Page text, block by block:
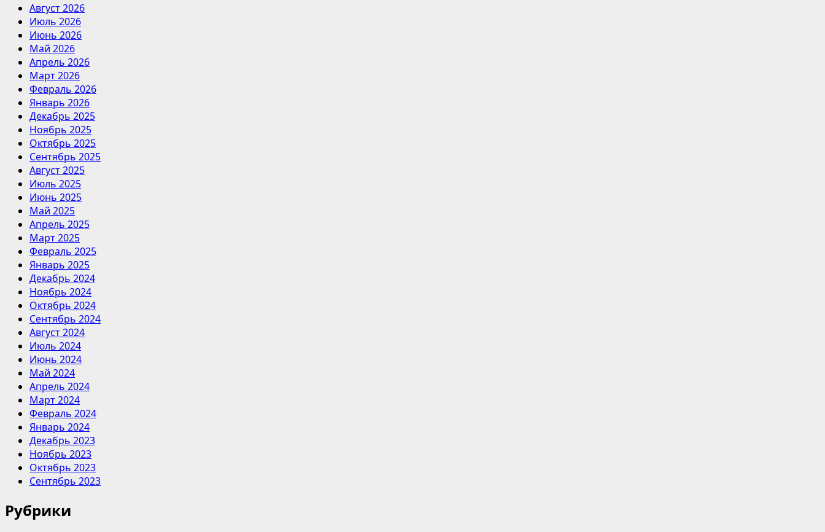
Август 2026
Июль 2026
Июнь 2026
Май 2026
Апрель 2026
Март 2026
Февраль 2026
Январь 2026
Декабрь 2025
Ноябрь 2025
Октябрь 2025
Сентябрь 2025
Август 2025
Июль 2025
Июнь 2025
Май 2025
Апрель 2025
Март 2025
Февраль 2025
Январь 2025
Декабрь 2024
Ноябрь 2024
Октябрь 2024
Сентябрь 2024
Август 2024
Июль 2024
Июнь 2024
Май 2024
Апрель 2024
Март 2024
Февраль 2024
Январь 2024
Декабрь 2023
Ноябрь 2023
Октябрь 2023
Сентябрь 2023
Рубрики